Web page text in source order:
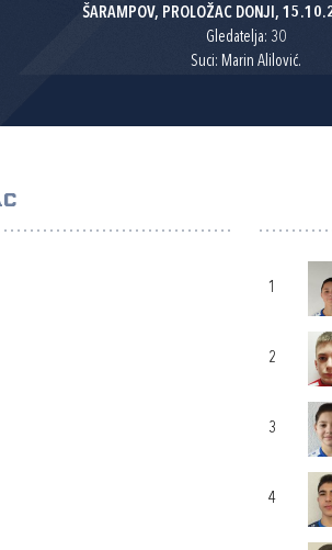
ŠARAMPOV, PROLOŽAC DONJI,
Gledatelja: 30
Suci: Marin Alilović.
1
2
3
4